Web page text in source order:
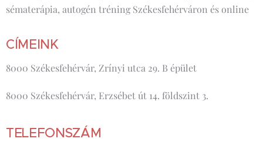
sématerápia, autogén tréning Székesfehérváron és online
CÍMEINK
8000 Székesfehérvár, Zrínyi utca 29. B épület
8000 Székesfehérvár, Erzsébet út 14. földszint 3.
TELEFONSZÁM